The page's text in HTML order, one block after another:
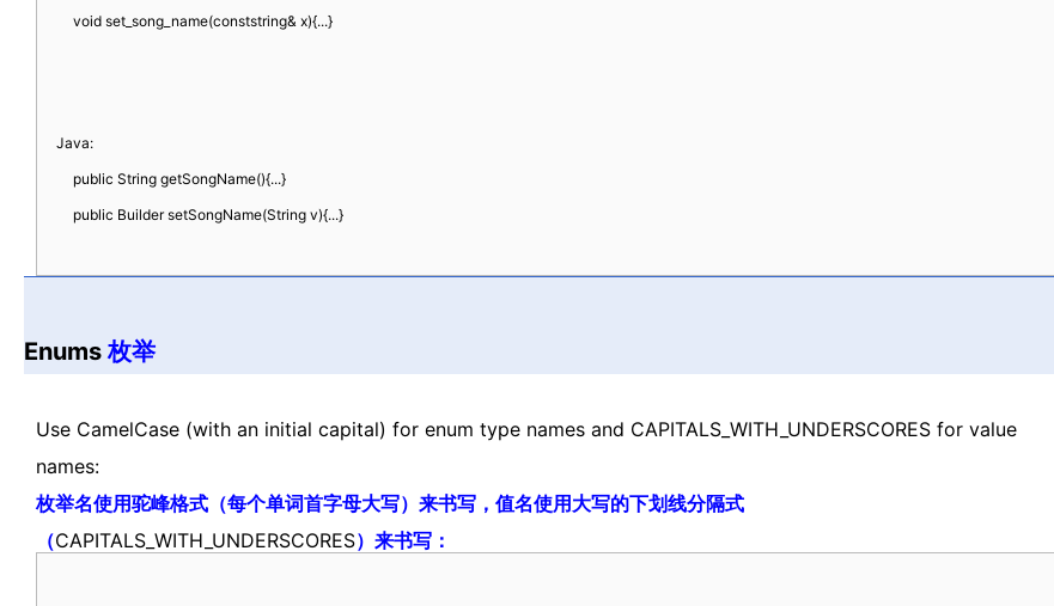
void set_song_name(conststring& x){...}
Java:
public String getSongName(){...}
public Builder setSongName(String v){...}
Enums枚举
Use CamelCase (with an initial capital) for enum type names and CAPITALS_WITH_UNDERSCORES for value
names:
枚举名使用驼峰格式（每个单词首字母大写）来书写，值名使用大写的下划线分隔式
（CAPITALS_WITH_UNDERSCORES）来书写：